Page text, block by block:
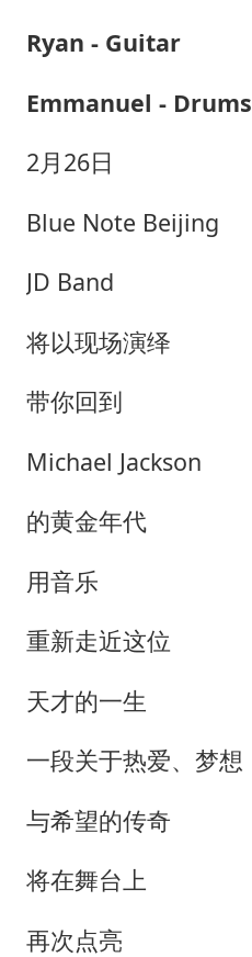
Ryan - Guitar
Emmanuel - Drums
2月26日
Blue Note Beijing
JD Band
将以现场演绎
带你回到
Michael Jackson
的黄金年代
用音乐
重新走近这位
天才的一生
一段关于热爱、梦想
与希望的传奇
将在舞台上
再次点亮